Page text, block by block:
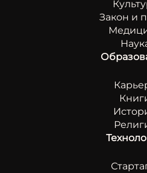
Закон и